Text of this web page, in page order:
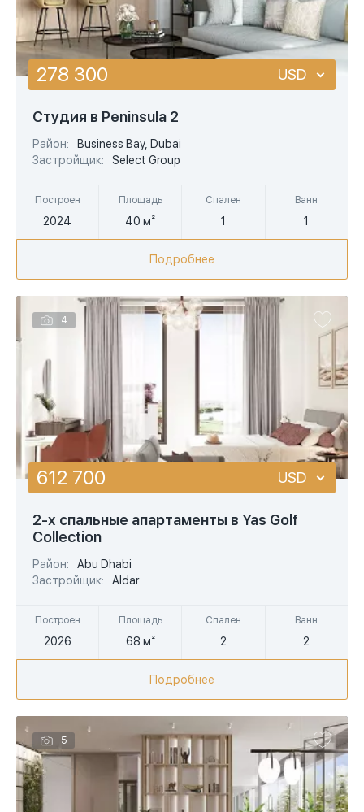
Студия в Peninsula 2
Район:
Business Bay, Dubai
Застройщик:
Select Group
Построен
2024
Площадь
40 м²
Спален
1
Ванн
1
278 300 USD
Подробнее
4
2-х спальные апартаменты в Yas Golf
Collection
Район:
Abu Dhabi
Застройщик:
Aldar
Построен
2026
Площадь
68 м²
Спален
2
Ванн
2
612 700 USD
USD
Подробнее
5